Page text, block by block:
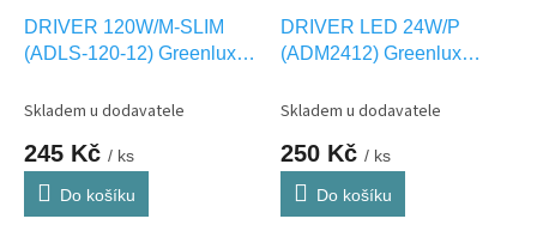
DRIVER 120W/M-SLIM
(ADLS-120-12) Greenlux
Skladem u dodavatele
245 Kč / ks
Do košíku
DRIVER LED 24W/P
(ADM2412) Greenlux
Skladem u dodavatele
250 Kč / ks
Do košíku